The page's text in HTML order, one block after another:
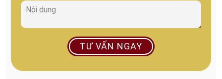
TƯ VẤN NGAY